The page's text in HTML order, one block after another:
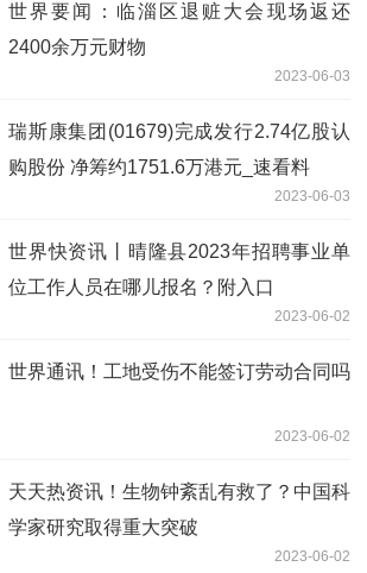
世界要闻：临淄区退赃大会现场返还
2400余万元财物
2023-06-03
瑞斯康集团(01679)完成发行2.74亿股认
购股份 净筹约1751.6万港元_速看料
2023-06-03
世界快资讯丨晴隆县2023年招聘事业单
位工作人员在哪儿报名？附入口
2023-06-02
世界通讯！工地受伤不能签订劳动合同吗
2023-06-02
天天热资讯！生物钟紊乱有救了？中国科
学家研究取得重大突破
2023-06-02